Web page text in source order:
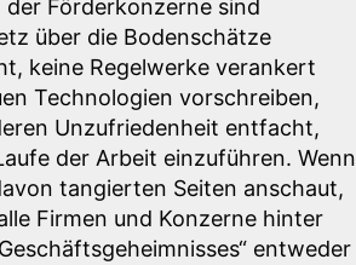
der Förderkonzerne sind
über die Bodenschätze
keine Regelwerke verankert
Technologien vorschreiben,
Unzufriedenheit entfacht,
der Arbeit einzuführen. Wenn
tangierten Seiten anschaut,
Firmen und Konzerne hinter
entweder